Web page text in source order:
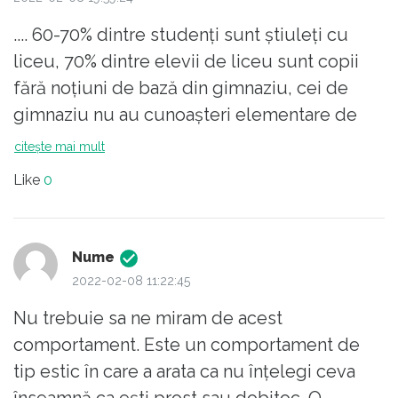
.... 60-70% dintre studenți sunt știuleți cu
liceu, 70% dintre elevii de liceu sunt copii
fără noțiuni de bază din gimnaziu, cei de
gimnaziu nu au cunoașteri elementare de
scriere și de citire.
Acu vreo 10 ani : 13 premiul 1, 11 premiul 2 și
3 premiul 3 .... clasa a IV a ... oraș !
Au promovat în vară 4 studenți din 50 de
toamnă alt profesor/rector, 1996-1998 (după
restanța propriu zisă !!!! )
Toți sunt profi-ingineri , casnice/golani, &
citește mai mult
Like 0
Nume
2022-02-08 11:22:45
Nu trebuie sa ne miram de acest
comportament. Este un comportament de
tip estic în care a arata ca nu înțelegi ceva